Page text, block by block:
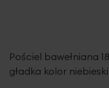
Pościel bawełniana
gładka kolor